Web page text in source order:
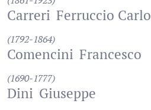
Carreri Ferruccio Carlo
(1792-1864)
Comencini Francesco
(1690-1777)
Dini Giuseppe